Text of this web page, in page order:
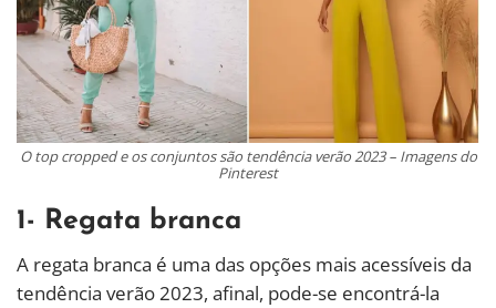
O top cropped e os conjuntos são tendência verão 2023 – Imagens do
Pinterest
1- Regata branca
A regata branca é uma das opções mais acessíveis da
tendência verão 2023, afinal, pode-se encontrá-la